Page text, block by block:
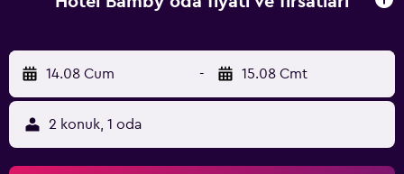
14.08 Cum - 15.08 Cmt
2 konuk, 1 oda